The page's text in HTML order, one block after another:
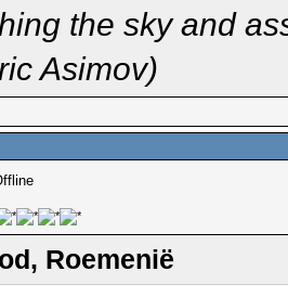
the sky and
Asimov)
Roemenië